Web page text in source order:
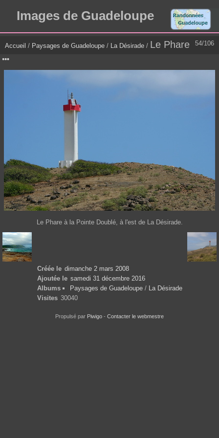
Images de Guadeloupe
54/106
Accueil / Paysages de Guadeloupe / La Désirade / Le Phare
Le Phare à la Pointe Doublé, à l'est de La Désirade.
Créée le dimanche 2 mars 2008
Ajoutée le samedi 31 décembre 2016
Albums
Paysages de Guadeloupe / La Désirade
Visites 30040
Propulsé par Piwigo - Contacter le webmestre